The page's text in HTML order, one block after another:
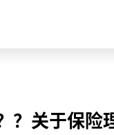
关于保险